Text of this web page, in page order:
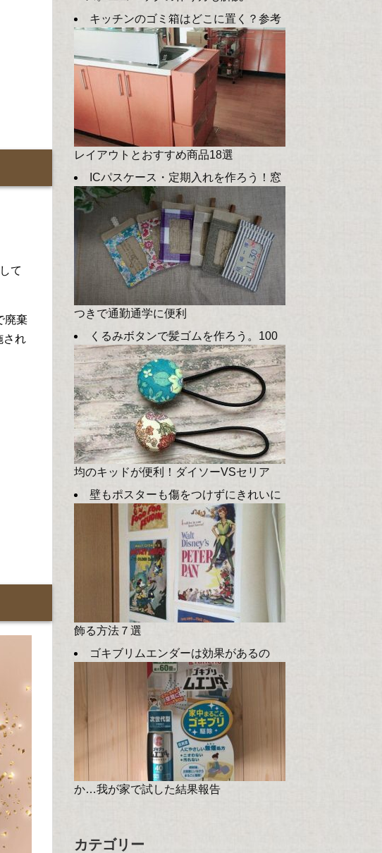
て
廃棄
され
キッチンのゴミ箱はどこに置く？参考
レイアウトとおすすめ商品18選
ICパスケース・定期入れを作ろう！窓
つきで通勤通学に便利
くるみボタンで髪ゴムを作ろう。100
均のキッドが便利！ダイソーVSセリア
壁もポスターも傷をつけずにきれいに
飾る方法７選
ゴキブリムエンダーは効果があるの
か…我が家で試した結果報告
カテゴリー